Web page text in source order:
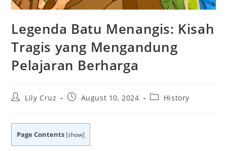
Legenda Batu Menangis: Kisah
Tragis yang Mengandung
Pelajaran Berharga
PostLily Cruz
PostAugust 10, 2024
PostHistory
Page Contents [show]